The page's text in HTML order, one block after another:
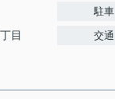
目
駐車
交通